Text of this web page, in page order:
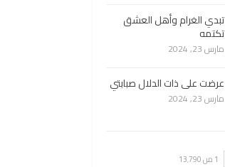
تبدي الغرام وأهل العشق
تكتمه
مارس 23, 2024
عرضت على ذات الدلال صبابتي
مارس 23, 2024
1 من 13٬790